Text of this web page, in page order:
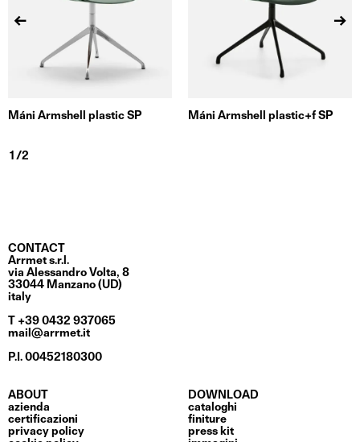
Máni Armshell plastic SP Máni Armshell plastic+f SP
CONTACT
Arrmet s.r.l.
via Alessandro Volta, 8
33044 Manzano (UD)
italy
T +39 0432 937065
mail@arrmet.it
P.I. 00452180300
ABOUT
azienda
certificazioni
privacy policy
DOWNLOAD
cataloghi
finiture
press kit